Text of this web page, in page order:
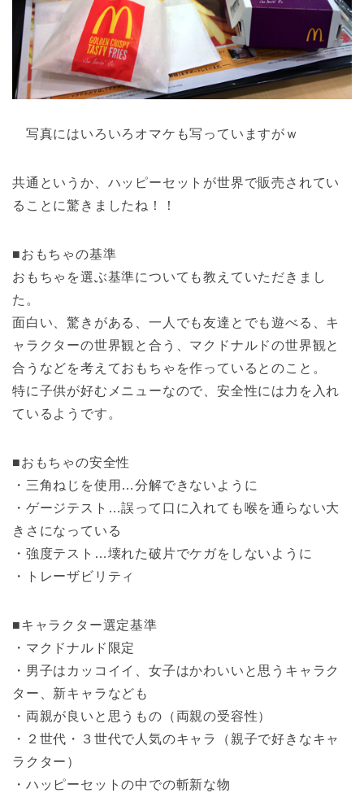
写真にはいろいろオマケも写っていますがｗ
共通というか、ハッピーセットが世界で販売されてい
ることに驚きましたね！！
■おもちゃの基準
おもちゃを選ぶ基準についても教えていただきまし
た。
面白い、驚きがある、一人でも友達とでも遊べる、キ
ャラクターの世界観と合う、マクドナルドの世界観と
合うなどを考えておもちゃを作っているとのこと。
特に子供が好むメニューなので、安全性には力を入れ
ているようです。
■おもちゃの安全性
・三角ねじを使用…分解できないように
・ゲージテスト…誤って口に入れても喉を通らない大
きさになっている
・強度テスト…壊れた破片でケガをしないように
・トレーザビリティ
■キャラクター選定基準
・マクドナルド限定
・男子はカッコイイ、女子はかわいいと思うキャラク
ター、新キャラなども
・両親が良いと思うもの（両親の受容性）
・２世代・３世代で人気のキャラ（親子で好きなキャ
ラクター）
・ハッピーセットの中での斬新な物